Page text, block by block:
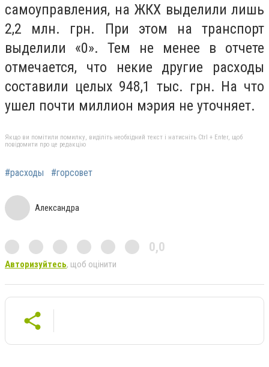
самоуправления, на ЖКХ выделили лишь
2,2 млн. грн. При этом на транспорт
выделили «0». Тем не менее в отчете
отмечается, что некие другие расходы
составили целых 948,1 тыс. грн. На что
ушел почти миллион мэрия не уточняет.
Якщо ви помітили помилку, виділіть необхідний текст і натисніть Ctrl + Enter, щоб
повідомити про це редакцію
#расходы #горсовет
Александра
0,0
Авторизуйтесь, щоб оцінити